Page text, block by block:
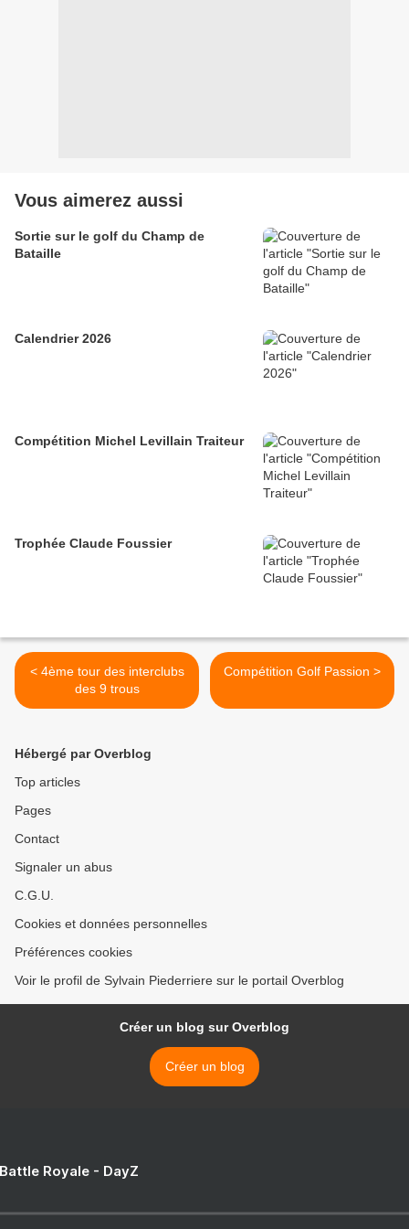
Vous aimerez aussi
Sortie sur le golf du Champ de
Bataille
Calendrier 2026
Compétition Michel Levillain Traiteur
Trophée Claude Foussier
< 4ème tour des interclubs
des 9 trous
Compétition Golf Passion >
Hébergé par Overblog
Top articles
Pages
Contact
Signaler un abus
C.G.U.
Cookies et données personnelles
Préférences cookies
Voir le profil de Sylvain Piederriere sur le portail Overblog
Créer un blog sur Overblog
Créer un blog
Royale - DayZ